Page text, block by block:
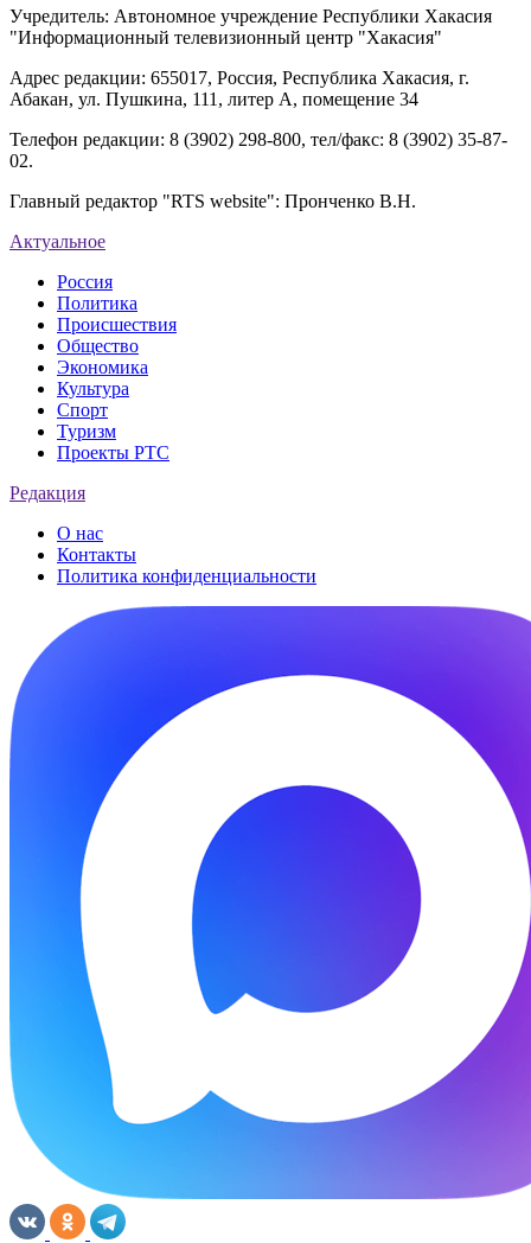
Учредитель: Автономное учреждение Республики Хакасия
"Информационный телевизионный центр "Хакасия"
Адрес редакции: 655017, Россия, Республика Хакасия, г.
Абакан, ул. Пушкина, 111, литер А, помещение 34
Телефон редакции: 8 (3902) 298-800, тел/факс: 8 (3902) 35-87-
02.
Главный редактор "RTS website": Пронченко В.Н.
Актуальное
Россия
Политика
Происшествия
Общество
Экономика
Культура
Спорт
Туризм
Проекты РТС
Редакция
О нас
Контакты
Политика конфиденциальности